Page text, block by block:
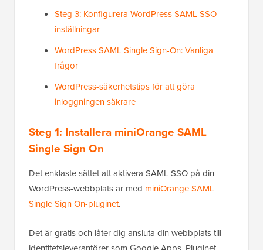
Steg 3: Konfigurera WordPress SAML SSO-
inställningar
WordPress SAML Single Sign-On: Vanliga
frågor
WordPress-säkerhetstips för att göra
inloggningen säkrare
Steg 1: Installera miniOrange SAML
Single Sign On
Det enklaste sättet att aktivera SAML SSO på din
WordPress-webbplats är med miniOrange SAML
Single Sign On-pluginet.
Det är gratis och låter dig ansluta din webbplats till